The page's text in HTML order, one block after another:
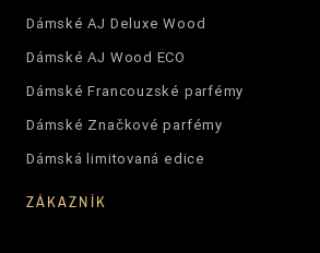
Dámské AJ Deluxe Wood
Dámské AJ Wood ECO
Dámské Francouzské parfémy
Dámské Značkové parfémy
Dámská limitovaná edice
ZÁKAZNÍK